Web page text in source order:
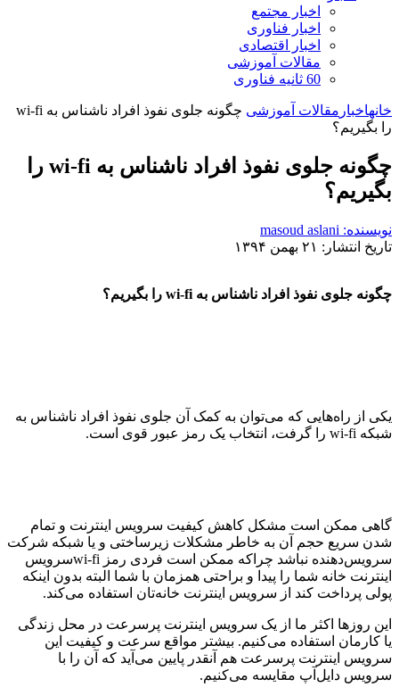
اخبار مجتمع
اخبار فناوری
اخبار اقتصادی
مقالات آموزشی
60 ثانیه فناوری
خانهاخبار مقالات آموزشی
چگونه جلوی نفوذ افراد ناشناس به wi-fi
را بگیریم؟
چگونه جلوی نفوذ افراد ناشناس به wi-fi را
بگیریم؟
نویسنده: masoud aslani
تاریخ انتشار: ۲۱ بهمن ۱۳۹۴
چگونه جلوی نفوذ افراد ناشناس به wi-fi را بگیریم؟
یکی از راه‌هایی که می‌توان به کمک آن جلوی نفوذ افراد ناشناس به
شبکه wi-fi را گرفت، انتخاب یک رمز عبور قوی است.
گاهی ممکن است مشکل کاهش کیفیت سرویس اینترنت و تمام
شدن سریع حجم آن به خاطر مشکلات زیرساختی و یا شبکه شرکت
سرویس‌دهنده نباشد چراکه ممکن است فردی رمز wi-fiسرویس
اینترنت خانه شما را پیدا و براحتی همزمان با شما البته بدون اینکه
پولی پرداخت کند از سرویس اینترنت خانه‌تان استفاده می‌کند.
این روزها اکثر ما از یک سرویس اینترنت پرسرعت در محل زندگی
یا کارمان استفاده می‌کنیم. بیشتر مواقع سرعت و کیفیت این
سرویس اینترنت پرسرعت هم آنقدر پایین می‌آید که آن را با
سرویس دایل‌آپ مقایسه می‌کنیم.